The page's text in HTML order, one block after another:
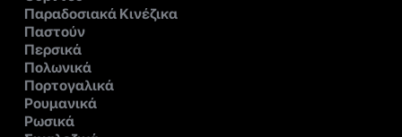
Παραδοσιακά Κινέζικα
Παστούν
Περσικά
Πολωνικά
Πορτογαλικά
Ρουμανικά
Ρωσικά